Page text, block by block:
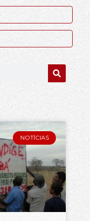
NOTÍCIAS